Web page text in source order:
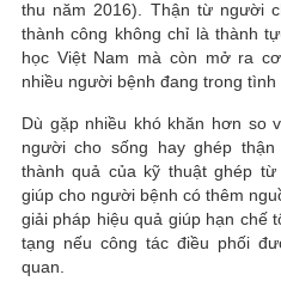
thu năm 2016). Thận từ người
thành công không chỉ là thành
học Việt Nam mà còn mở ra
nhiều người bệnh đang trong tình
Dù gặp nhiều khó khăn hơn so
người cho sống hay ghép
thành quả của kỹ thuật ghép
giúp cho người bệnh có thêm
giải pháp hiệu quả giúp hạn chế
tạng nếu công tác điều phối
quan.